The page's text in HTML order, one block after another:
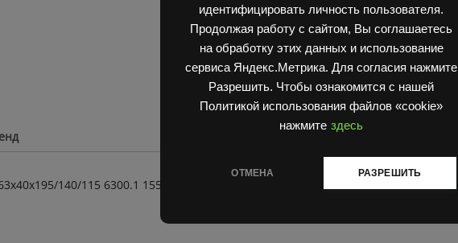
идентифицировать личность пользователя.
Продолжая работу с сайтом, Вы соглашаетесь
на обработку этих данных и использование
сервиса Яндекс.Метрика. Для согласия нажмите
Разрешить. Чтобы ознакомится с нашей
Политикой использования файлов «cookie»
нажмите здесь
ОТМЕНА РАЗРЕШИТЬ
140/115 6300.1 15511 5152 М.У.4953